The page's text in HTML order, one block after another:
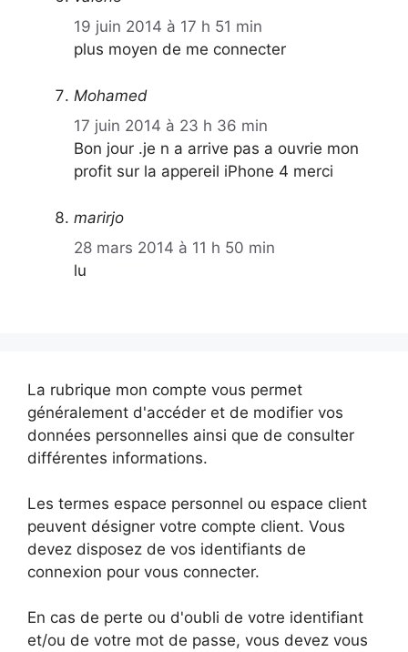
19 juin 2014 à 17 h 51 min
plus moyen de me connecter
Mohamed
17 juin 2014 à 23 h 36 min
Bon jour .je n a arrive pas a ouvrie mon
profit sur la appereil iPhone 4 merci
marirjo
28 mars 2014 à 11 h 50 min
lu
La rubrique mon compte vous permet
généralement d'accéder et de modifier vos
données personnelles ainsi que de consulter
différentes informations.
Les termes espace personnel ou espace client
peuvent désigner votre compte client. Vous
devez disposez de vos identifiants de
connexion pour vous connecter.
En cas de perte ou d'oubli de votre identifiant
et/ou de votre mot de passe, vous devez vous